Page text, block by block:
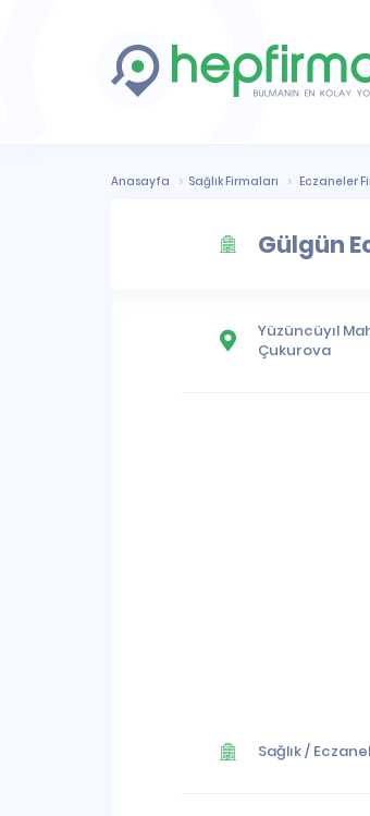
Anasayfa Sağlık Firmaları Eczaneler
Gülgün
Yüzüncüyıl
Çukurova
Sağlık/